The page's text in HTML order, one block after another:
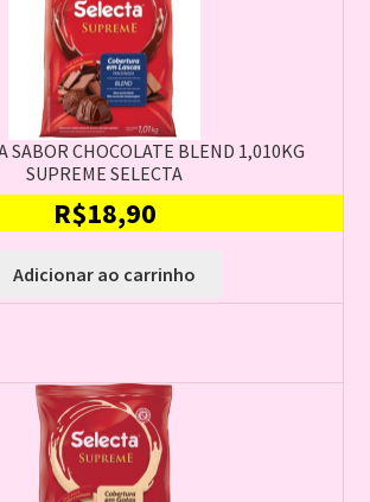
SABOR CHOCOLATE BLEND 1,010KG
SUPREME SELECTA
R$18,90
Adicionar ao carrinho